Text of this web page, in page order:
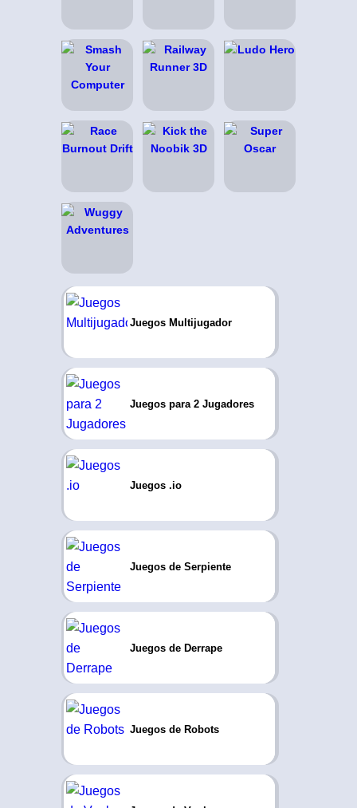
Juegos Multijugador
Juegos para 2 Jugadores
Juegos .io
Juegos de Serpiente
Juegos de Derrape
Juegos de Robots